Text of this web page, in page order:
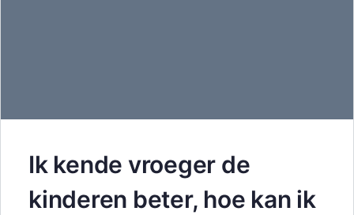
Ik kende vroeger de
kinderen beter, hoe kan ik